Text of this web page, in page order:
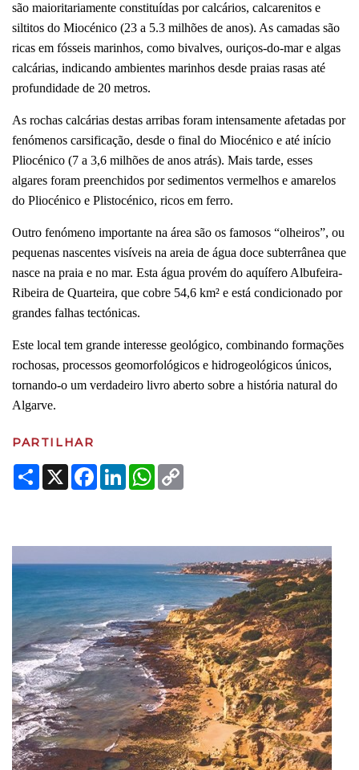
são maioritariamente constituídas por calcários, calcarenitos e
siltitos do Miocénico (23 a 5.3 milhões de anos). As camadas são
ricas em fósseis marinhos, como bivalves, ouriços-do-mar e algas
calcárias, indicando ambientes marinhos desde praias rasas até
profundidade de 20 metros.
As rochas calcárias destas arribas foram intensamente afetadas por
fenómenos carsificação, desde o final do Miocénico e até início
Pliocénico (7 a 3,6 milhões de anos atrás). Mais tarde, esses
algares foram preenchidos por sedimentos vermelhos e amarelos
do Pliocénico e Plistocénico, ricos em ferro.
Outro fenómeno importante na área são os famosos “olheiros”, ou
pequenas nascentes visíveis na areia de água doce subterrânea que
nasce na praia e no mar. Esta água provém do aquífero Albufeira-
Ribeira de Quarteira, que cobre 54,6 km² e está condicionado por
grandes falhas tectónicas.
Este local tem grande interesse geológico, combinando formações
rochosas, processos geomorfológicos e hidrogeológicos únicos,
tornando-o um verdadeiro livro aberto sobre a história natural do
Algarve.
PARTILHAR
Share
X Facebook
LinkedInWhatsApp